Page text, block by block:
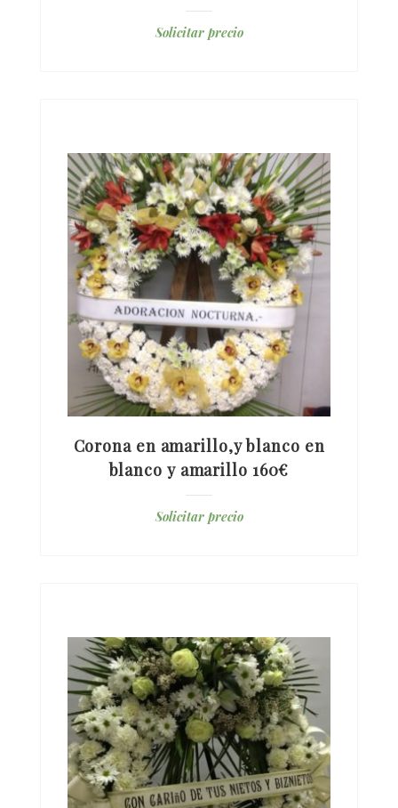
Solicitar precio
Corona en amarillo,y blanco en
blanco y amarillo 160€
Solicitar precio